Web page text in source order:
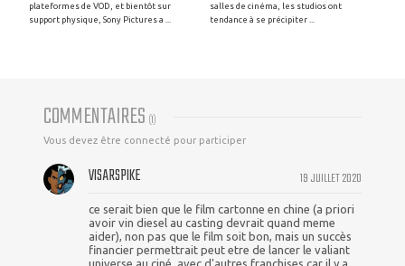
plateformes de VOD, et bientôt sur
support physique, Sony Pictures a ...
salles de cinéma, les studios ont
tendance à se précipiter ...
COMMENTAIRES (1)
Vous devez être connecté pour participer
19 JUILLET 2020
VISARSPIKE
ce serait bien que le film cartonne en chine (a priori
avoir vin diesel au casting devrait quand meme
aider), non pas que le film soit bon, mais un succès
financier permettrait peut etre de lancer le valiant
universe au ciné, avec d'autres franchises car il y a